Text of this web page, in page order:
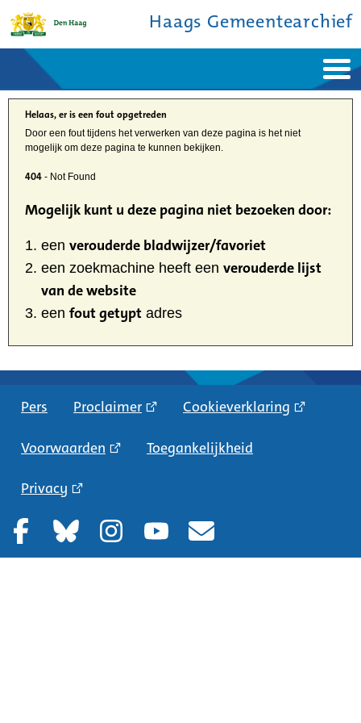
Haags Gemeentearchief
Home
Nieuws
Ontdek de stad
De studiezaal
Bronnen en collecties
Over ons
Contact
Helaas, er is een fout opgetreden
Door een fout tijdens het verwerken van deze pagina is het niet
mogelijk om deze pagina te kunnen bekijken.
404 - Not Found
Mogelijk kunt u deze pagina niet bezoeken door:
een verouderde bladwijzer/favoriet
een zoekmachine heeft een verouderde lijst
van de website
een fout getypt adres
Pers Proclaimer Cookieverklaring
Voorwaarden Toegankelijkheid
Privacy